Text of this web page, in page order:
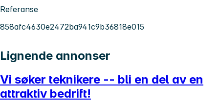
Referanse
858afc4630e2472ba941c9b36818e015
Lignende annonser
Vi søker teknikere -- bli en del av en
attraktiv bedrift!